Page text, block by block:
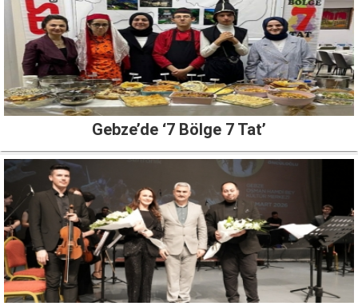
Gebze’de ‘7 Bölge 7 Tat’